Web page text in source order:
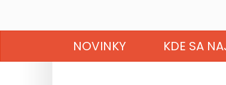
NOVINKY KDE SA